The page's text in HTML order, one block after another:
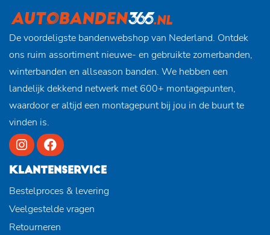
De voordeligste bandenwebshop van Nederland. Ontdek
ons ruim assortiment nieuwe- en gebruikte zomerbanden,
winterbanden en allseason banden. We hebben een
landelijk dekkend netwerk met 600+ montagepunten,
waardoor er altijd een montagepunt bij jou in de buurt te
vinden is.
KLANTENSERVICE
Bestelproces & levering
Veelgestelde vragen
Retourneren